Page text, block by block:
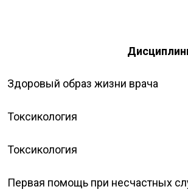
Здоровый образ жизни врача
Токсикология
Токсикология
Первая помощь при несчастных